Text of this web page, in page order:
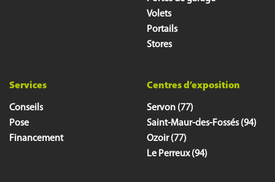
Volets
Portails
Stores
Services
Conseils
Pose
Financement
Centres d’exposition
Servon (77)
Saint-Maur-des-Fossés (94)
Ozoir (77)
Le Perreux (94)